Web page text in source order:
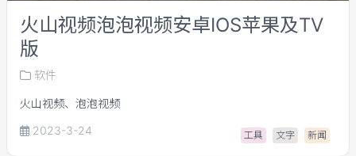
火山视频泡泡视频安卓IOS苹果及TV
版
软件
火山视频、泡泡视频
2023-3-24
工具 文字 新闻